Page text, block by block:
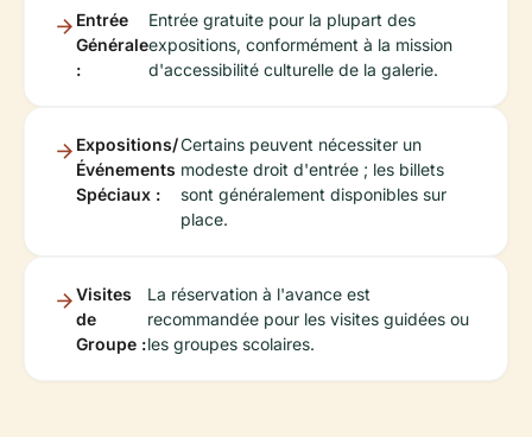
Entrée
Générale
:
Entrée gratuite pour la plupart des
expositions, conformément à la mission
d'accessibilité culturelle de la galerie.
Expositions/
Événements
Spéciaux :
Certains peuvent nécessiter un
modeste droit d'entrée ; les billets
sont généralement disponibles sur
place.
Visites
de
Groupe :
La réservation à l'avance est
recommandée pour les visites guidées ou
les groupes scolaires.